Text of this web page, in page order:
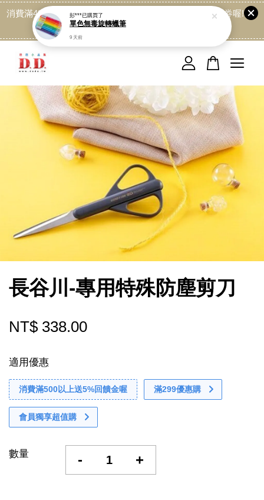
消費滿499免運喔, 記得加LINE:@dede168 領取專屬折扣券喔!
點我
長谷川-專用特殊防塵剪刀
NT$ 338.00
適用優惠
消費滿500以上送5%回饋金喔 滿299優惠購
會員獨享超值購
數量 - +
您的購物車目前還是空的。
繼續購物